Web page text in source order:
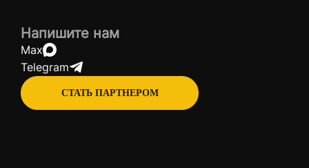
Напишите нам
Max
Telegram
СТАТЬ ПАРТНЕРОМ